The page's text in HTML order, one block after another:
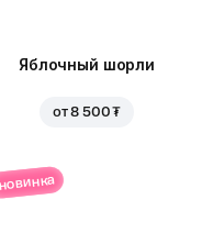
Яблочный шорли
от8 500 ₮